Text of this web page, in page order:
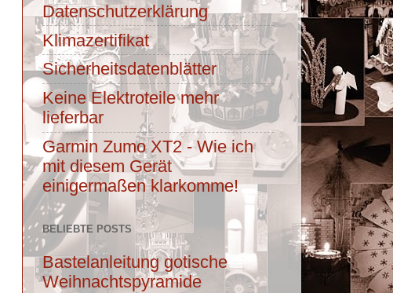
Datenschutzerklärung
Klimazertifikat
Sicherheitsdatenblätter
Keine Elektroteile mehr
lieferbar
Garmin Zumo XT2 - Wie ich
mit diesem Gerät
einigermaßen klarkomme!
BELIEBTE POSTS
Bastelanleitung gotische
Weihnachtspyramide